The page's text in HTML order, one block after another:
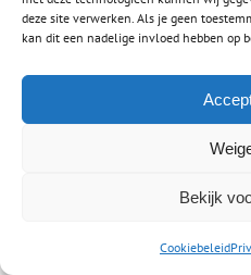
deze site verwerken. Als je geen
kan dit een nadelige invloed hebben op
Bekijk
Cookiebeleid
deze hond aansprakelijk.
Letsel na een hondenbeet
Schade na mishandeling
Letselschade medische
Waar mensen werken
verschilt van het stellen van